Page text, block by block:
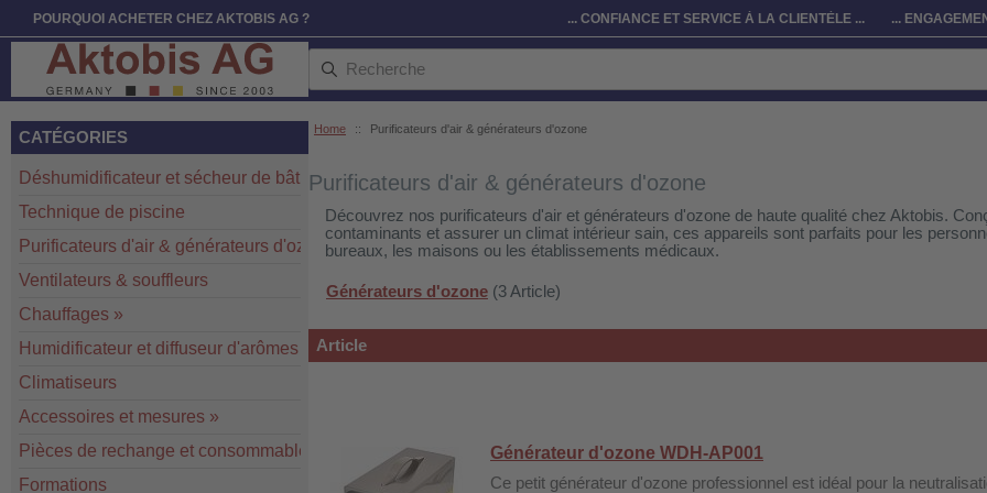
POURQUOI ACHETER CHEZ AKTOBIS AG ? ... CONFIANCE ET SERVICE À LA CLIENTÈLE ... ...
Home :: Purificateurs d'air & générateurs d'ozone
Purificateurs d'air & générateurs d'ozone
Découvrez nos purificateurs d'air et générateurs d'ozone de haute qualité chez Aktobis.
contaminants et assurer un climat intérieur sain, ces appareils sont parfaits pour les
bureaux, les maisons ou les établissements médicaux.
Générateurs d'ozone (3 Article)
Article
Générateur d'ozone WDH-AP001
Ce petit générateur d'ozone professionnel est idéal pour la
CATÉGORIES
Déshumidificateur et sécheur de bâtiment»
Technique de piscine
Purificateurs d'air & générateurs d'ozone»
Ventilateurs & souffleurs
Chauffages »
Humidificateur et diffuseur d'arômes
Climatiseurs
Accessoires et mesures »
Pièces de rechange et consommables
Formations